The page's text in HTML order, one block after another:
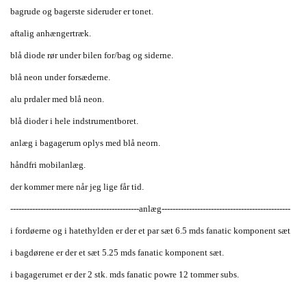
bagrude og bagerste sideruder er tonet.
aftalig anhængertræk.
blå diode rør under bilen for/bag og siderne.
blå neon under forsæderne.
alu prdaler med blå neon.
blå dioder i hele indstrumentboret.
anlæg i bagagerum oplys med blå neorn.
håndfri mobilanlæg.
der kommer mere når jeg lige får tid.
-----------------------------------------------anlæg-----------------------------------------------
i fordøerne og i hatethylden er der et par sæt 6.5 mds fanatic komponent sæt.
i bagdørene er der et sæt 5.25 mds fanatic komponent sæt.
i bagagerumet er der 2 stk. mds fanatic powre 12 tommer subs.